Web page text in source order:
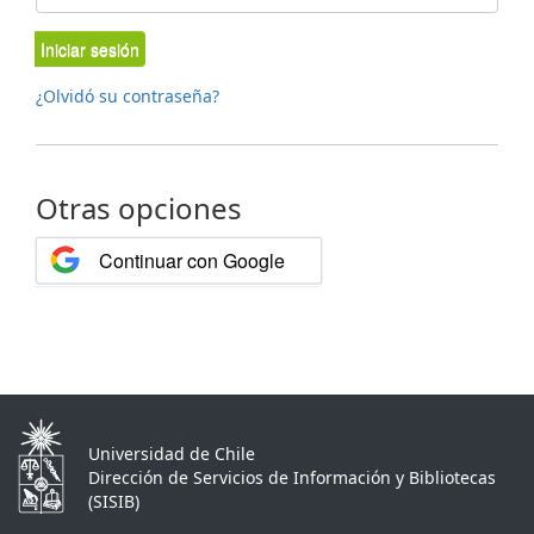
Iniciar sesión
¿Olvidó su contraseña?
Otras opciones
Continuar con Google
Universidad de Chile
Dirección de Servicios de Información y Bibliotecas
(SISIB)